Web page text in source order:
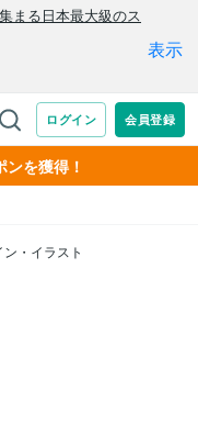
を獲得！
・イラスト